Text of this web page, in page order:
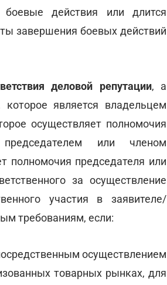
действия или длится
завершения боевых действий
деловой репутации, а
которое является владельцем
осуществляет полномочия
председателем или членом
полномочия председателя или
за осуществление
участия в заявителе/
требованиям, если:
осуществлением
товарных рынках, для